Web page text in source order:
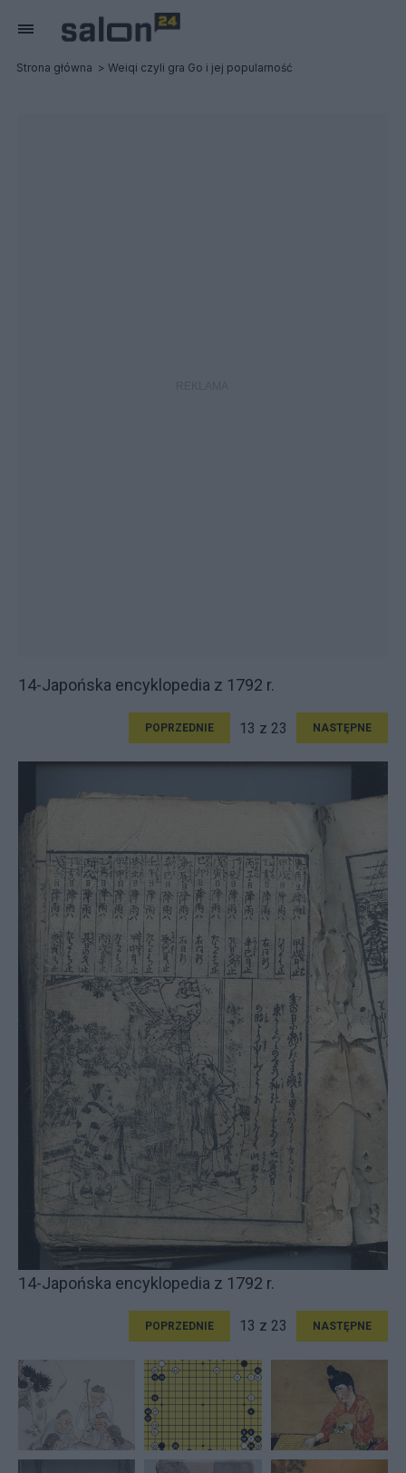
Strona główna Weiqi czyli gra Go i jej popularność
14-Japońska encyklopedia z 1792 r.
POPRZEDNIE 13 z 23 NASTĘPNE
14-Japońska encyklopedia z 1792 r.
POPRZEDNIE 13 z 23 NASTĘPNE